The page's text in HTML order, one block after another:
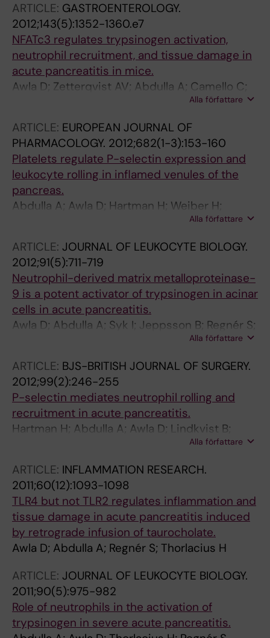
ARTICLE: GASTROENTEROLOGY.
2012;143(5):1352-1360.e7
NFATc3 regulates trypsinogen activation,
neutrophil recruitment, and tissue damage in
acute pancreatitis in mice.
Awla D; Zetterqvist AV; Abdulla A; Camello C;
Berglund LM; Spégel P; Pozo MJ; Camello PJ;
Alla författare
ARTICLE: EUROPEAN JOURNAL OF
PHARMACOLOGY. 2012;682(1-3):153-160
Platelets regulate P-selectin expression and
leukocyte rolling in inflamed venules of the
pancreas.
Abdulla A; Awla D; Hartman H; Weiber H;
Jeppsson B; Regnér S; Thorlacius HAlla författare
ARTICLE: JOURNAL OF LEUKOCYTE BIOLOGY.
2012;91(5):711-719
Neutrophil-derived matrix metalloproteinase-
9 is a potent activator of trypsinogen in acinar
cells in acute pancreatitis.
Awla D; Abdulla A; Syk I; Jeppsson B; Regnér S;
Alla författare
ARTICLE: BJS-BRITISH JOURNAL OF SURGERY.
2012;99(2):246-255
P-selectin mediates neutrophil rolling and
recruitment in acute pancreatitis.
Hartman H; Abdulla A; Awla D; Lindkvist B;
Jeppsson B; Thorlacius H; Regnér SAlla författare
ARTICLE: INFLAMMATION RESEARCH.
2011;60(12):1093-1098
TLR4 but not TLR2 regulates inflammation and
tissue damage in acute pancreatitis induced
by retrograde infusion of taurocholate.
Awla D; Abdulla A; Regnér S; Thorlacius H
ARTICLE: JOURNAL OF LEUKOCYTE BIOLOGY.
2011;90(5):975-982
Role of neutrophils in the activation of
trypsinogen in severe acute pancreatitis.